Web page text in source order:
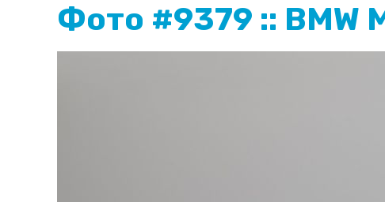
Фото #9379 :: BMW